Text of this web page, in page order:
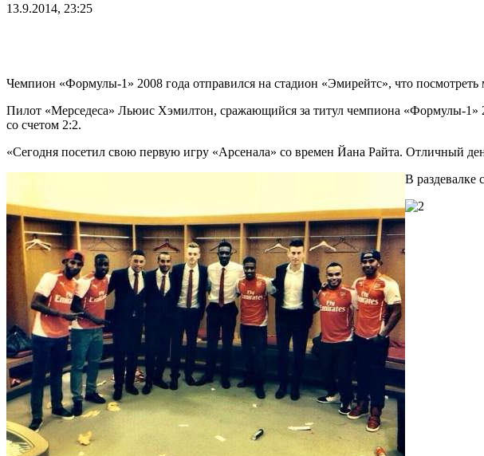
13.9.2014, 23:25
Чемпион «Формулы-1» 2008 года отправился на стадион «Эмирейтс», что
Пилот «Мерседеса» Льюис Хэмилтон, сражающийся за титул чемпиона «Формулы-1»
со счетом 2:2.
«Сегодня посетил свою первую игру «Арсенала» со времен Йана Райта. Отличный
В раздевалке